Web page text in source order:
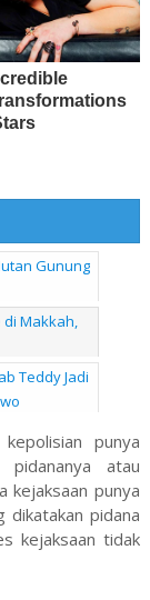
Gunung
di Makkah,
Teddy Jadi
punya
atau
kejaksaan punya
pidana
kejaksaan tidak